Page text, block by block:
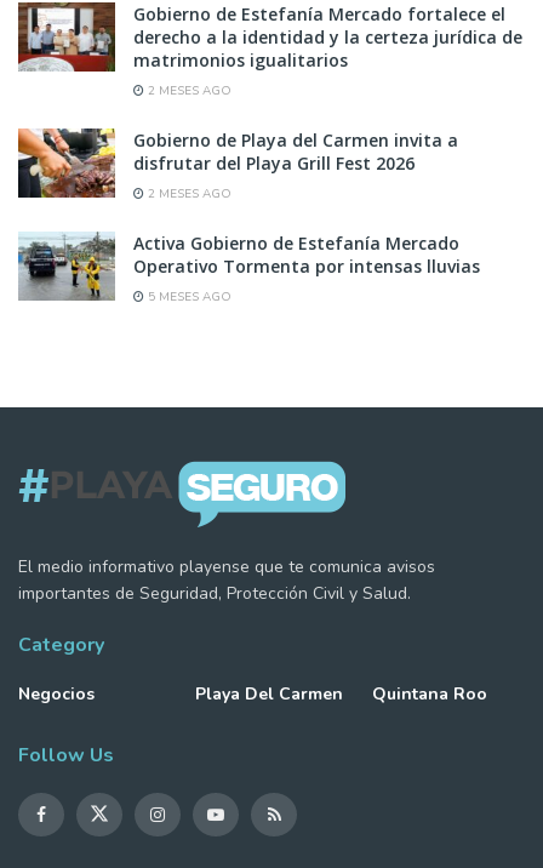
Gobierno de Estefanía Mercado fortalece el
derecho a la identidad y la certeza jurídica de
matrimonios igualitarios
2 MESES AGO
Gobierno de Playa del Carmen invita a
disfrutar del Playa Grill Fest 2026
2 MESES AGO
Activa Gobierno de Estefanía Mercado
Operativo Tormenta por intensas lluvias
5 MESES AGO
El medio informativo playense que te comunica avisos
importantes de Seguridad, Protección Civil y Salud.
Category
Negocios Playa Del Carmen Quintana Roo
Follow Us